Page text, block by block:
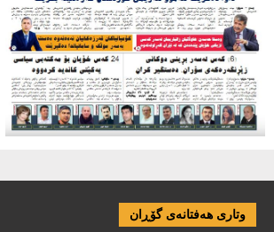
وتاری هەفتانەی گۆڕان